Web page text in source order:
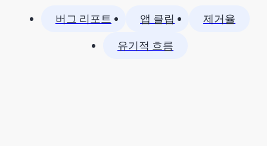
버그 리포트 앱 클립
제거율
유기적 흐름